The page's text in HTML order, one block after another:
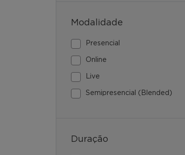
Modalidade
Presencial
Online
Live
Semipresencial (Blended)
Duração